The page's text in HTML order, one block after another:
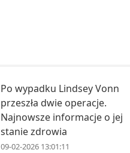
Po wypadku Lindsey Vonn
przeszła dwie operacje.
Najnowsze informacje o jej
stanie zdrowia
09-02-2026 13:01:11